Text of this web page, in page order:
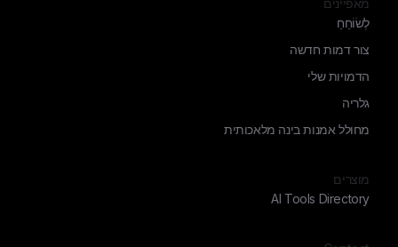
מאפיינים
לְשׂוֹחֵחַ
צור דמות חדשה
הדמויות שלי
גלריה
מחולל אמנות בינה מלאכותית
מוצרים
AI Tools Directory